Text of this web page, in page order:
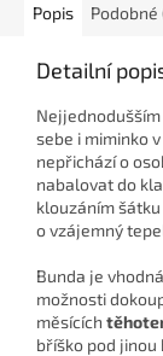
Popis Podobné
Detailní
sebe i miminko
nepřichází o
nabalovat do
klouzáním
o vzájemný
Bunda je vhodná
možnosti
měsících
bříško pod jinou